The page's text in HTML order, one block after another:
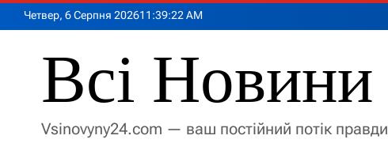
Четвер, 6 Серпня 202611 :39:24 AM
Всі Новини
Vsinovyny24.com — ваш постійний потік правди